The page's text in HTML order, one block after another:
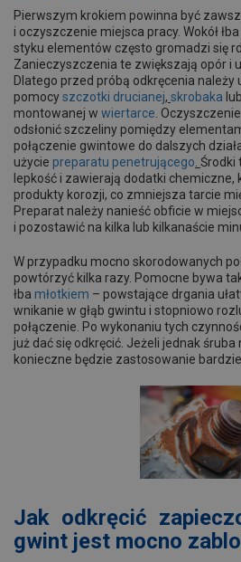
Pierwszym krokiem powinna być
i oczyszczenie miejsca pracy. Wokół
styku elementów często gromadzi się
Zanieczyszczenia te zwiększają opór i
Dlatego przed próbą odkręcenia należy
pomocyszczotki drucianej, skrobaka
montowanej w wiertarce .
odsłonić szczeliny pomiędzy
połączenie gwintowe do dalszych
użycie preparatu penetrującego Środki
lepkość i zawierają dodatki
produkty korozji, co zmniejsza tarcie
Preparat należy nanieść obficie w
i pozostawić na kilka lub kilkanaście
W przypadku mocno skorodowanych
powtórzyć kilka razy. Pomocne bywa
łba młotkiem – powstające drgania
wnikanie w głąb gwintu i stopniowo
połączenie. Po wykonaniu tych
już dać się odkręcić. Jeżeli jednak śruba
konieczne będzie zastosowanie
Jak odkręcić
gwint jest mocno